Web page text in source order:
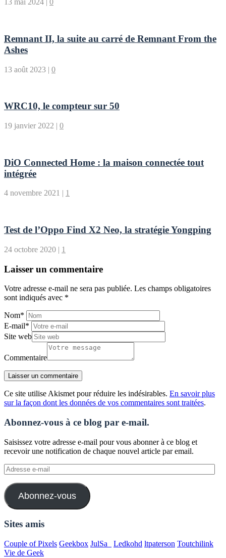
13 mai 2024 0
Remnant II, la suite au carré de Remnant From the
Ashes
13 août 2023 | 0
WRC10, le compteur sur 50
19 janvier 2022 | 0
DiO Connected Home : la maison connectée tout
intégrée
4 novembre 2021 | 1
Test de l’Oppo Find X2 Neo, la stratégie Yongping
24 octobre 2020 | 1
Laisser un commentaire
Votre adresse e-mail ne sera pas publiée. Les champs obligatoires
sont indiqués avec *
Nom*
E-mail*
Site web
Commentaire
Ce site utilise Akismet pour réduire les indésirables. En savoir plus
sur la façon dont les données de vos commentaires sont traitées.
Abonnez-vous à ce blog par e-mail.
Saisissez votre adresse e-mail pour vous abonner à ce blog et
recevoir une notification de chaque nouvel article par email.
Adresse
e-
mail
Abonnez-vous
Sites amis
Couple of Pixels Geekbox JulSa_ Ledkohd ltpaterson Toutchilink
Vie de Geek